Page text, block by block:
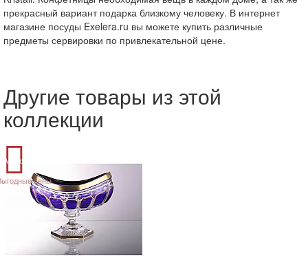
прекрасный вариант подарка близкому человеку. В интернет
магазине посуды Exelera.ru вы можете купить различные
предметы сервировки по привлекательной цене.
Другие товары из этой
коллекции
Акция
цены